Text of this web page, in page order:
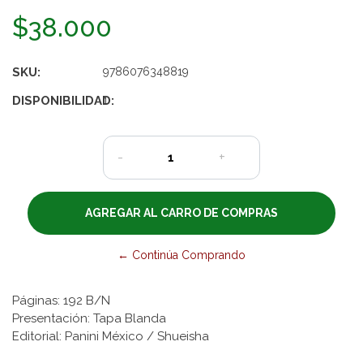
$38.000
SKU: 9786076348819
DISPONIBILIDAD:
1
- +
← Continúa Comprando
Páginas: 192 B/N
Presentación: Tapa Blanda
Editorial: Panini México / Shueisha